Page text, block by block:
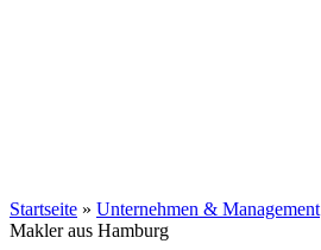
Startseite » Unternehmen & Management
Makler aus Hamburg